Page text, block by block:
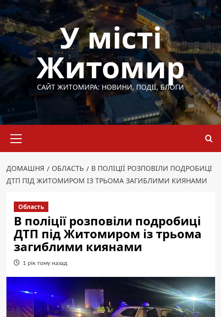
Перейти
до
вмісту
У місті
Житомир
САЙТ ЖИТОМИРА: НОВИНИ, ПОДІЇ, БЛОГИ
меню
ДОМАШНЯ ОБЛАСТЬ
В ПОЛІЦІЇ РОЗПОВІЛИ ПОДРОБИЦІ
ДТП ПІД ЖИТОМИРОМ ІЗ ТРЬОМА ЗАГИБЛИМИ КИЯНАМИ
Область
В поліції розповіли подробиці
ДТП під Житомиром із трьома
загиблими киянами
1 рік тому назад